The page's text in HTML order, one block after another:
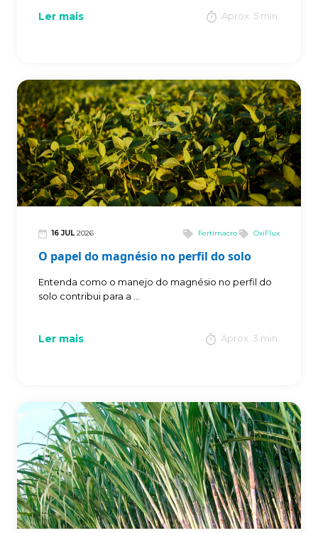
Ler mais Aprox. 5 min.
16 JUL 2026 Fertimacro OxiFlux
O papel do magnésio no perfil do solo
Entenda como o manejo do magnésio no perfil do
solo contribui para a ...
Ler mais Aprox. 3 min.